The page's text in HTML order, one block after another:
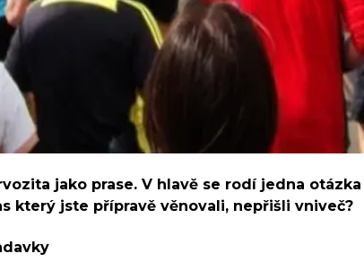
jako prase. V hlavě se rodí jedna
který jste přípravě věnovali, nepřišli vniveč?